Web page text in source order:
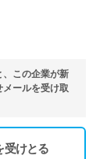
、この企業が新
ールを受け取
受けとる